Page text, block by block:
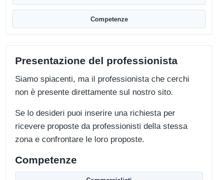
Competenze
Presentazione del professionista
Siamo spiacenti, ma il professionista che cerchi
non è presente direttamente sul nostro sito.
Se lo desideri puoi inserire una richiesta per
ricevere proposte da professionisti della stessa
zona e confrontare le loro proposte.
Competenze